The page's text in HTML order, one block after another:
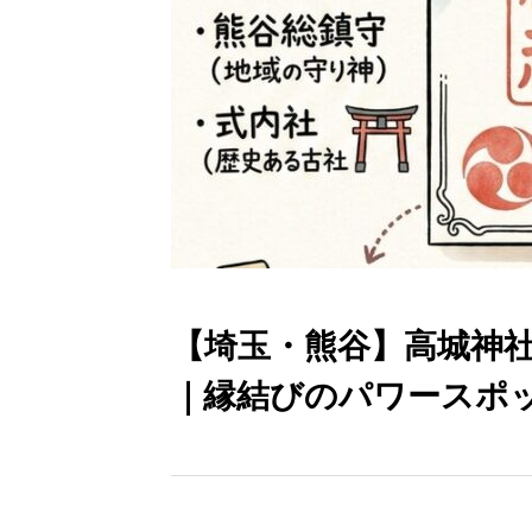
【埼玉・熊谷】高城
｜縁結びのパワース